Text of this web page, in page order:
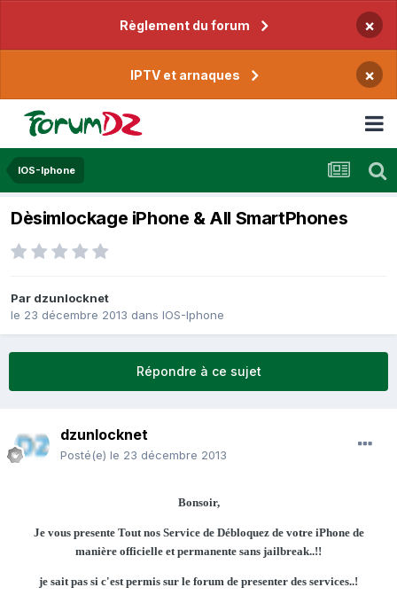
Règlement du forum ×
IPTV et arnaques ×
IOS-Iphone
Dèsimlockage iPhone & All SmartPhones
Par dzunlocknet
le 23 décembre 2013 dans IOS-Iphone
Répondre à ce sujet
dzunlocknet
Posté(e) le 23 décembre 2013
Bonsoir,
Je vous presente Tout nos Service de Débloquez de votre iPhone de
manière officielle et permanente sans jailbreak..!!
je sait pas si c'est permis sur le forum de presenter des services..!